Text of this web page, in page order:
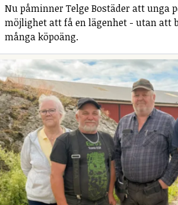
Nu påminner Telge Bostäder att unga
möjlighet att få en lägenhet - utan att
många köpoäng.